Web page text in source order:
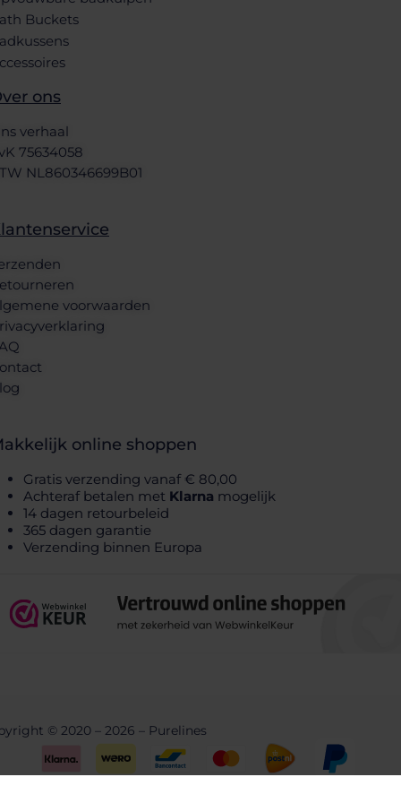
Buckets
ons
verhaal
75634058
NL860346699B01
voorwaarden
online shoppen
Gratis verzending vanaf € 80,00
Achteraf betalen met Klarna mogelijk
14 dagen retourbeleid
365 dagen garantie
Verzending binnen Europa
© 2020 – 2026 – Purelines